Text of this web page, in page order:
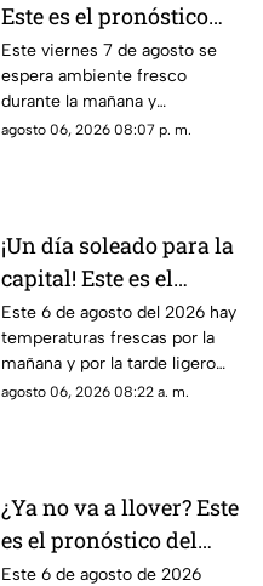
Este es el pronóstico
del clima en Zacatecas
HOY viernes 7 de
agosto
Este viernes 7 de agosto se
espera ambiente fresco
durante la mañana y
temperaturas cálidas por la
agosto 06, 2026 08:07 p. m.
¡Un día soleado para la
capital! Este es el
pronóstico del clima en
Zacatecas HOY jueves 6
de agosto
Este 6 de agosto del 2026 hay
temperaturas frescas por la
mañana y por la tarde ligero
calor; el clima de hoy en
agosto 06, 2026 08:22 a. m.
¿Ya no va a llover? Este
es el pronóstico del
clima en
Este 6 de agosto de 2026